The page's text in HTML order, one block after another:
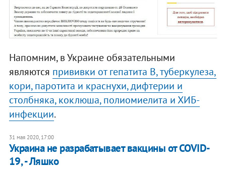
Напомним, в Украине обязательными
являются прививки от гепатита B, туберкулеза,
кори, паротита и краснухи, дифтерии и
столбняка, коклюша, полиомиелита и ХИБ-
инфекции.
31 мая 2020, 17:00
Украина не разрабатывает вакцины от COVID-
19, - Ляшко